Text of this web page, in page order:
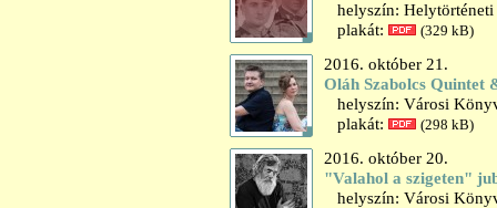
helyszín: Helytörténeti
plakát:
(329 kB)
2016. október 21.
Oláh Szabolcs Quintet
helyszín: Városi
plakát:
(298 kB)
2016. október 20.
"Valahol a szigeten"
helyszín: Városi